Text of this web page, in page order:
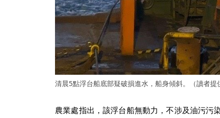
清晨5點浮台船底部疑破損進水，船身傾斜。（讀者提
農業處指出，該浮台船無動力，不涉及油污污